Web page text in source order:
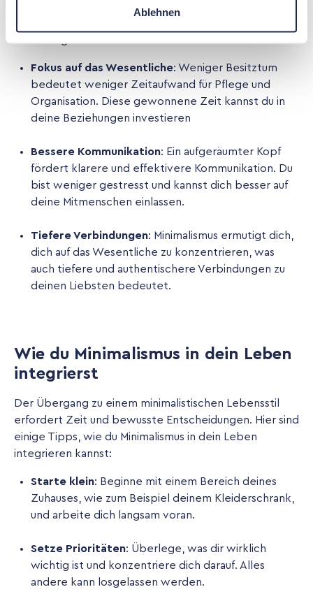
Ablehnen
mehr Zeit und Aufmerksamkeit für unsere Liebsten.
Fokus auf das Wesentliche: Weniger Besitztum
bedeutet weniger Zeitaufwand für Pflege und
Organisation. Diese gewonnene Zeit kannst du in
deine Beziehungen investieren
Bessere Kommunikation: Ein aufgeräumter Kopf
fördert klarere und effektivere Kommunikation. Du
bist weniger gestresst und kannst dich besser auf
deine Mitmenschen einlassen.
Tiefere Verbindungen: Minimalismus ermutigt dich,
dich auf das Wesentliche zu konzentrieren, was
auch tiefere und authentischere Verbindungen zu
deinen Liebsten bedeutet.
Wie du Minimalismus in dein Leben
integrierst
Der Übergang zu einem minimalistischen Lebensstil
erfordert Zeit und bewusste Entscheidungen. Hier sind
einige Tipps, wie du Minimalismus in dein Leben
integrieren kannst:
Starte klein: Beginne mit einem Bereich deines
Zuhauses, wie zum Beispiel deinem Kleiderschrank,
und arbeite dich langsam voran.
Setze Prioritäten: Überlege, was dir wirklich
wichtig ist und konzentriere dich darauf. Alles
andere kann losgelassen werden.